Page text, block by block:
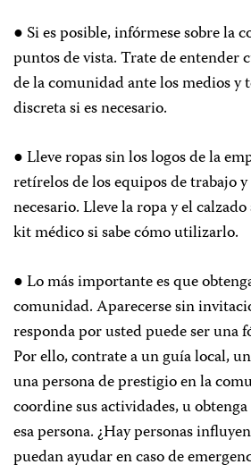
● Si es posible, infórmese sobre la
puntos de vista. Trate de entender
de la comunidad ante los medios y
discreta si es necesario.
● Lleve ropas sin los logos de la
retírelos de los equipos de trabajo
necesario. Lleve la ropa y el
kit médico si sabe cómo utilizarlo.
● Lo más importante es que
comunidad. Aparecerse sin
responda por usted puede ser una
Por ello, contrate a un guía local,
una persona de prestigio en la
coordine sus actividades, u
esa persona. ¿Hay personas
puedan ayudar en caso de